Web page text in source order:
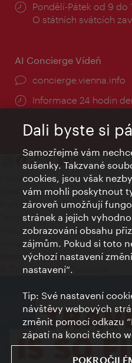
Provozní
doba:
Pondělí-Pátek od 9 do
O státních svátcích
AI Concierge Vídeň
concierge.vienna.info
Informace 24 hodin
Kontakty
Credits
Prohlášení o ochraně osobních
Terms of Use
Přístupnost
Kontakt pro tisk
Nastavení cookies
© Copyright Wien Tourismus
Dali byste si
Samozřejmě vám
sušenky. Takzvané
cookies, jsou však
vám mohli poskytnout
zároveň umožňují
stránek a jejich
zobrazování obsahu
zájmům. Pokud si toto
výchozí nastavení
nastavení“.
Tip: Své nastavení
návštěvy webových
změnit pomocí odkazu
zápatí na konci těchto